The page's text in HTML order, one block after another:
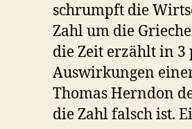
schrumpft die
Zahl um die
die Zeit erzählt in 3
Auswirkungen
Thomas Herndon
die Zahl falsch ist.